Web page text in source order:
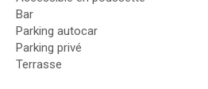
Bar
Parking autocar
Parking privé
Terrasse